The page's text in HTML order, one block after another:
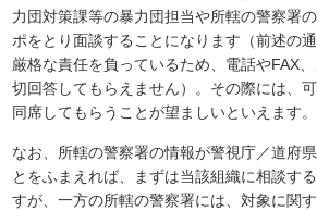
力団対策課等の暴力団担当や所轄の警察署
ポをとり面談することになります（前述の
厳格な責任を負っているため、電話やFAX
切回答してもらえません）。その際には、
同席してもらうことが望ましいといえます。
なお、所轄の警察署の情報が警視庁／道府
とをふまえれば、まずは当該組織に相談す
すが、一方の所轄の警察署には、対象に関